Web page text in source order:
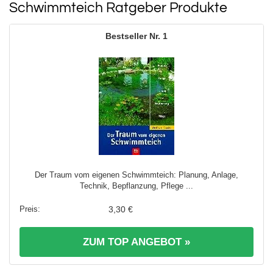
Schwimmteich Ratgeber Produkte
1
Der Traum vom eigenen Schwimmteich: Planung, Anlage,
Technik, Bepflanzung, Pflege ...
3,30 €
ZUM TOP ANGEBOT »